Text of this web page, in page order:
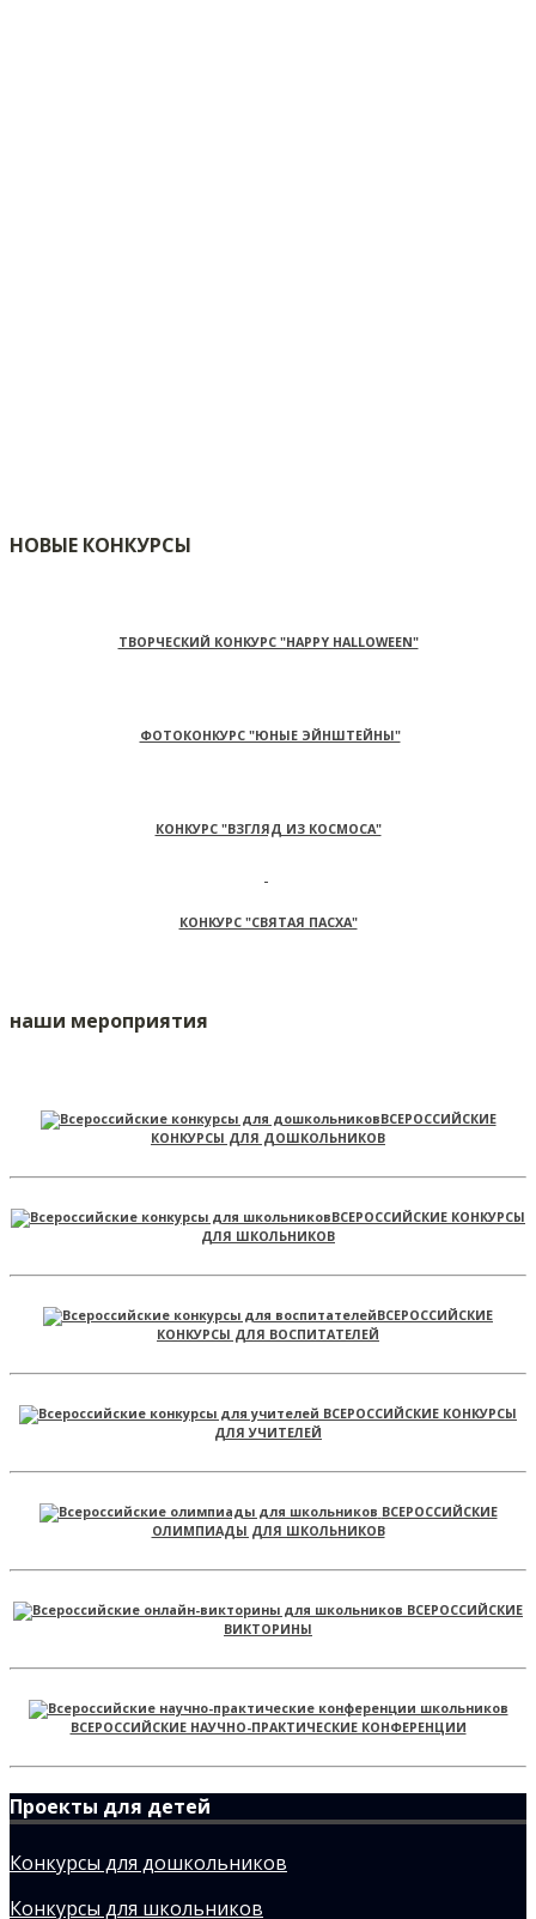
НОВЫЕ КОНКУРСЫ
ТВОРЧЕСКИЙ КОНКУРС "HAPPY HALLOWEEN"
ФОТОКОНКУРС "ЮНЫЕ ЭЙНШТЕЙНЫ"
КОНКУРС "ВЗГЛЯД ИЗ КОСМОСА"
КОНКУРС "СВЯТАЯ ПАСХА"
наши мероприятия
ВСЕРОССИЙСКИЕ
КОНКУРСЫ ДЛЯ ДОШКОЛЬНИКОВ
ВСЕРОССИЙСКИЕ КОНКУРСЫ
ДЛЯ ШКОЛЬНИКОВ
ВСЕРОССИЙСКИЕ
КОНКУРСЫ ДЛЯ ВОСПИТАТЕЛЕЙ
ВСЕРОССИЙСКИЕ КОНКУРСЫ
ДЛЯ УЧИТЕЛЕЙ
ВСЕРОССИЙСКИЕ
ОЛИМПИАДЫ ДЛЯ ШКОЛЬНИКОВ
ВСЕРОССИЙСКИЕ
ВИКТОРИНЫ
ВСЕРОССИЙСКИЕ НАУЧНО-ПРАКТИЧЕСКИЕ КОНФЕРЕНЦИИ
Проекты для детей
Конкурсы для дошкольников
Конкурсы для школьников